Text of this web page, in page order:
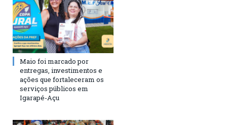
Maio foi marcado por
entregas, investimentos e
ações que fortaleceram os
serviços públicos em
Igarapé-Açu